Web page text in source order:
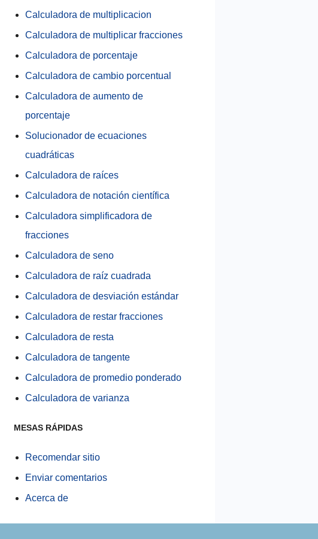
Calculadora de multiplicacion
Calculadora de multiplicar fracciones
Calculadora de porcentaje
Calculadora de cambio porcentual
Calculadora de aumento de
porcentaje
Solucionador de ecuaciones
cuadráticas
Calculadora de raíces
Calculadora de notación científica
Calculadora simplificadora de
fracciones
Calculadora de seno
Calculadora de raíz cuadrada
Calculadora de desviación estándar
Calculadora de restar fracciones
Calculadora de resta
Calculadora de tangente
Calculadora de promedio ponderado
Calculadora de varianza
MESAS RÁPIDAS
Recomendar sitio
Enviar comentarios
Acerca de